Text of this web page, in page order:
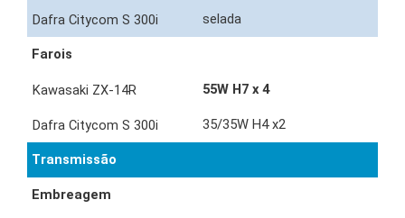
selada
Farois
55W H7 x 4
35/35W H4 x2
Transmissão
Embreagem